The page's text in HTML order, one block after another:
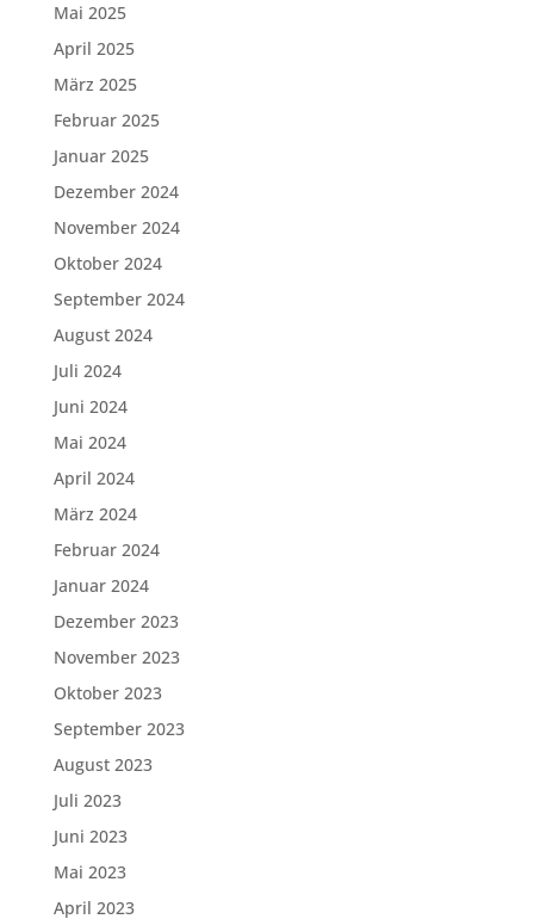
Mai 2025
April 2025
März 2025
Februar 2025
Januar 2025
Dezember 2024
November 2024
Oktober 2024
September 2024
August 2024
Juli 2024
Juni 2024
Mai 2024
April 2024
März 2024
Februar 2024
Januar 2024
Dezember 2023
November 2023
Oktober 2023
September 2023
August 2023
Juli 2023
Juni 2023
Mai 2023
April 2023